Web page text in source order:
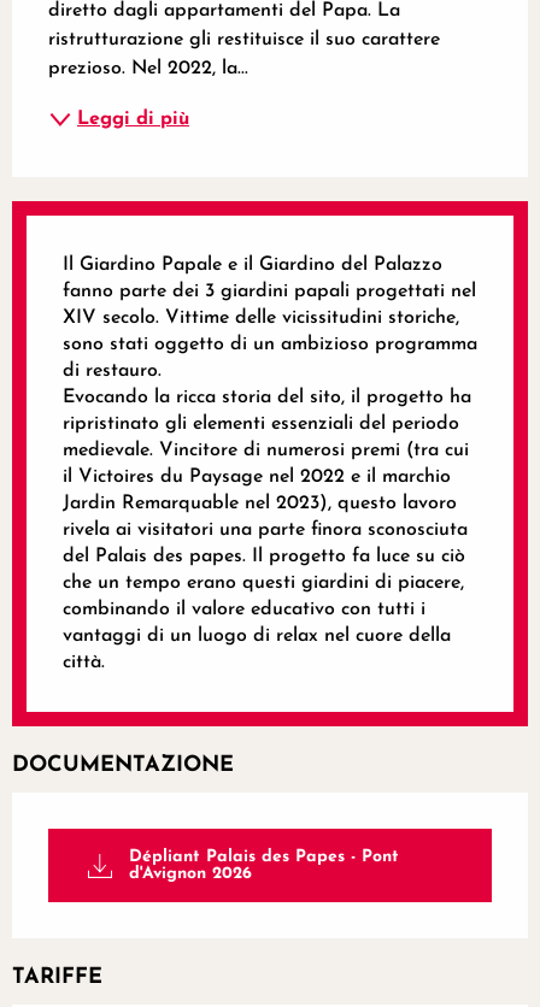
diretto dagli appartamenti del Papa. La
ristrutturazione gli restituisce il suo carattere
prezioso. Nel 2022, la...
Leggi di più
Il Giardino Papale e il Giardino del Palazzo
fanno parte dei 3 giardini papali progettati nel
XIV secolo. Vittime delle vicissitudini storiche,
sono stati oggetto di un ambizioso programma
di restauro.
Evocando la ricca storia del sito, il progetto ha
ripristinato gli elementi essenziali del periodo
medievale. Vincitore di numerosi premi (tra cui
il Victoires du Paysage nel 2022 e il marchio
Jardin Remarquable nel 2023), questo lavoro
rivela ai visitatori una parte finora sconosciuta
del Palais des papes. Il progetto fa luce su ciò
che un tempo erano questi giardini di piacere,
combinando il valore educativo con tutti i
vantaggi di un luogo di relax nel cuore della
città.
DOCUMENTAZIONE
Dépliant Palais des Papes - Pont
d'Avignon 2026
TARIFFE